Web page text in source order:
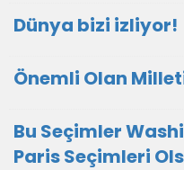
Dünya bizi izliyor!
Önemli Olan
Bu Seçimler
Paris Seçimleri